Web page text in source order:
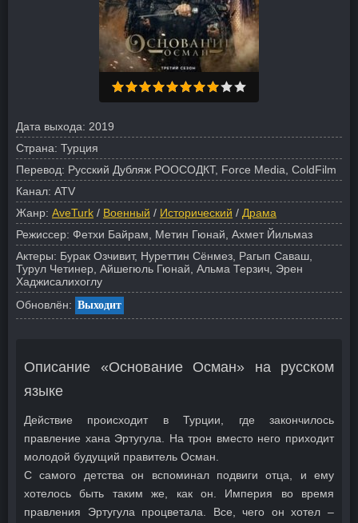
Дата выхода: 2019
Страна: Турция
Перевод: Русский Дубляж РООСОДКТ, Force Media, ColdFilm
Канал: ATV
Жанр: AveTurk / Военный / Исторический / Драма
Режиссер: Фетхи Байрам, Метин Гюнай, Ахмет Йильмаз
Актеры: Бурак Озчивит, Нуреттин Сёнмез, Рагып Саваш,
Турул Четинер, Айшегюль Гюнай, Альма Терзич, Эрен
Хаджисалихоглу
Обновлён: Выходит
Описание «Основание Осман» на русском
языке
Действие происходит в Турции, где закончилось
правление хана Эртугула. На трон вместо него приходит
молодой будущий правитель Осман.
С самого детства он вспоминал подвиги отца, и ему
хотелось быть таким же, как он. Империя во время
правления Эртугула процветала. Все, чего он хотел –